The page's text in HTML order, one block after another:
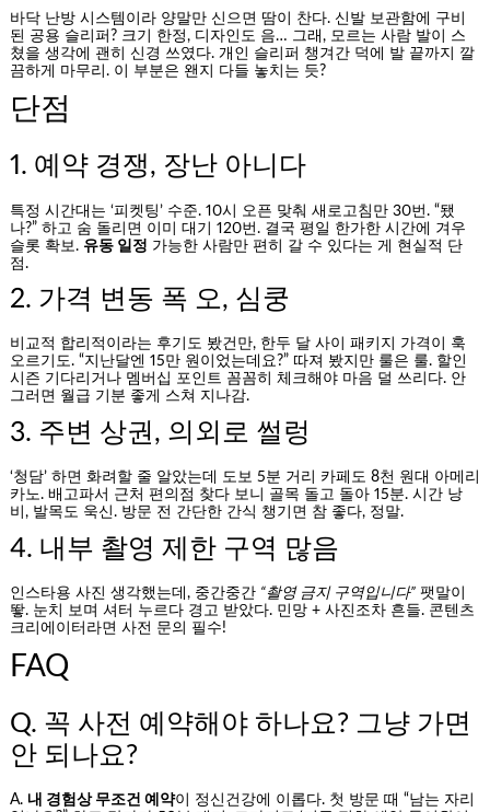
바닥 난방 시스템이라 양말만 신으면 땀이 찬다. 신발 보관함에 구비
된 공용 슬리퍼? 크기 한정, 디자인도 음… 그래, 모르는 사람 발이 스
쳤을 생각에 괜히 신경 쓰였다. 개인 슬리퍼 챙겨간 덕에 발 끝까지 깔
끔하게 마무리. 이 부분은 왠지 다들 놓치는 듯?
단점
1. 예약 경쟁, 장난 아니다
특정 시간대는 ‘피켓팅’ 수준. 10시 오픈 맞춰 새로고침만 30번. “됐
나?” 하고 숨 돌리면 이미 대기 120번. 결국 평일 한가한 시간에 겨우
슬롯 확보. 유동 일정 가능한 사람만 편히 갈 수 있다는 게 현실적 단
점.
2. 가격 변동 폭 오, 심쿵
비교적 합리적이라는 후기도 봤건만, 한두 달 사이 패키지 가격이 훅
오르기도. “지난달엔 15만 원이었는데요?” 따져 봤지만 룰은 룰. 할인
시즌 기다리거나 멤버십 포인트 꼼꼼히 체크해야 마음 덜 쓰리다. 안
그러면 월급 기분 좋게 스쳐 지나감.
3. 주변 상권, 의외로 썰렁
‘청담’ 하면 화려할 줄 알았는데 도보 5분 거리 카페도 8천 원대 아메리
카노. 배고파서 근처 편의점 찾다 보니 골목 돌고 돌아 15분. 시간 낭
비, 발목도 욱신. 방문 전 간단한 간식 챙기면 참 좋다, 정말.
4. 내부 촬영 제한 구역 많음
인스타용 사진 생각했는데, 중간중간 “촬영 금지 구역입니다”팻말이
뙇. 눈치 보며 셔터 누르다 경고 받았다. 민망 + 사진조차 흔들. 콘텐츠
크리에이터라면 사전 문의 필수!
FAQ
Q. 꼭 사전 예약해야 하나요? 그냥 가면
안 되나요?
A. 내 경험상 무조건 예약이 정신건강에 이롭다. 첫 방문 때 “남는 자리